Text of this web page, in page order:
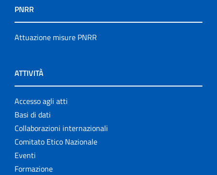
PNRR
Attuazione misure PNRR
ATTIVITÀ
Accesso agli atti
Basi di dati
Collaborazioni internazionali
Comitato Etico Nazionale
Eventi
Formazione